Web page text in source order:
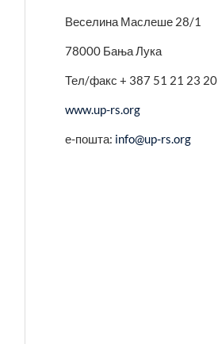
Веселина Маслеше 28/1
78000 Бања Лука
Тел/факс + 387 51 21 23 20
www.up-rs.org
е-пошта: info@up-rs.org